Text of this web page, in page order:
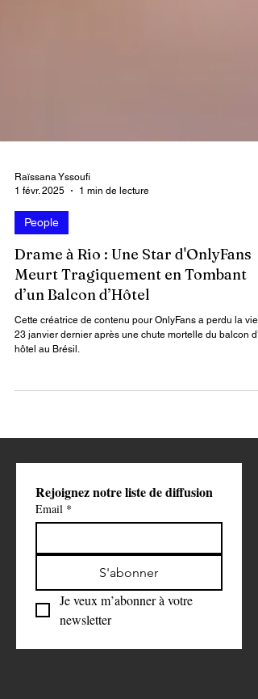
Raïssana Yssoufi
1 févr. 2025
People
Drame à Rio : Une Star d'OnlyFans
d’un Balcon d’Hôtel
Cette créatrice de contenu pour OnlyFans a perdu la vie
Rejoignez notre liste de diffusion
S'abonner
newsletter